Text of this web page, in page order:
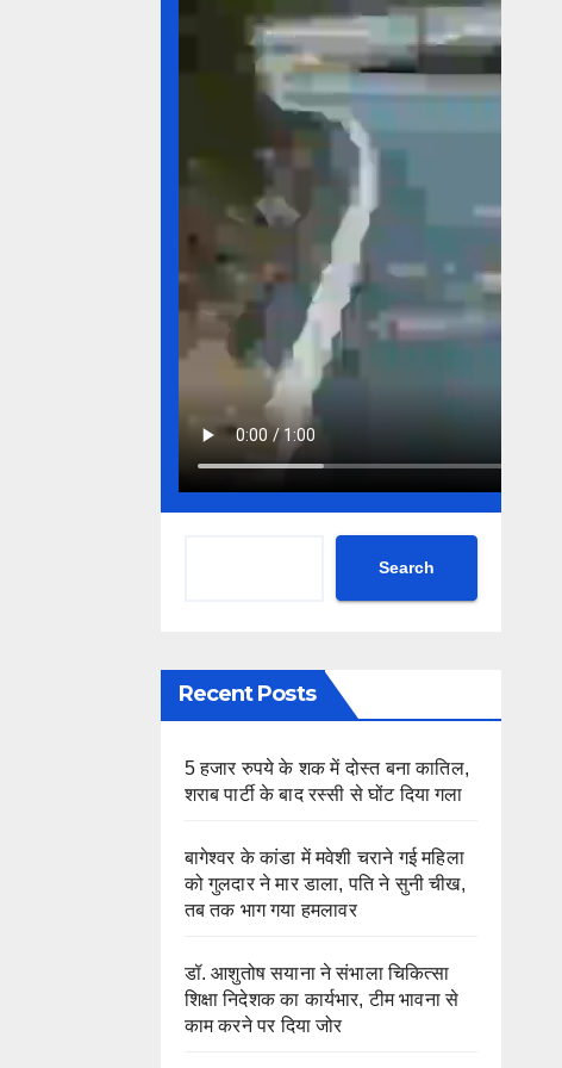
Search
Recent Posts
5 हजार रुपये के शक में दोस्त बना कातिल,
शराब पार्टी के बाद रस्सी से घोंट दिया गला
बागेश्वर के कांडा में मवेशी चराने गई महिला
को गुलदार ने मार डाला, पति ने सुनी चीख,
तब तक भाग गया हमलावर
डॉ. आशुतोष सयाना ने संभाला चिकित्सा
शिक्षा निदेशक का कार्यभार, टीम भावना से
काम करने पर दिया जोर